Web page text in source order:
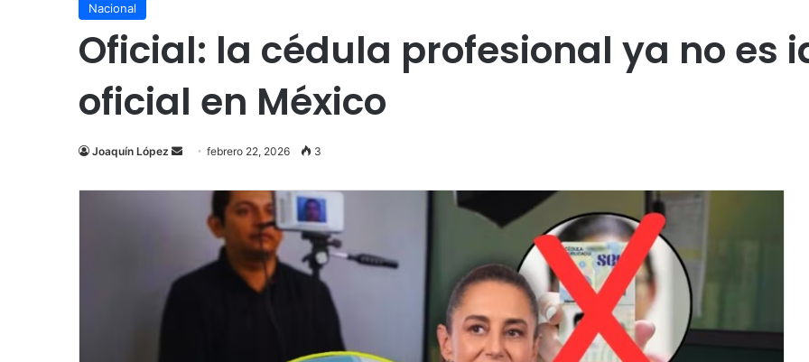
Nacional
Oficial: la cédula profesional ya no es
oficial en México
Joaquín López
Send
email
febrero 22, 2026 3